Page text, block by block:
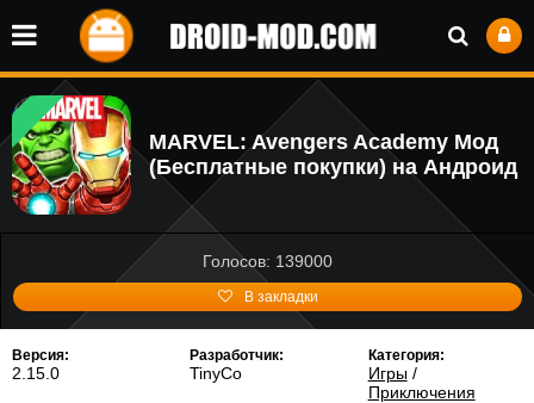
MARVEL: Avengers Academy Мод
(Бесплатные покупки) на Андроид
Голосов: 139000
В закладки
Версия:
2.15.0
Разработчик:
TinyCo
Категория:
Игры/
Приключения